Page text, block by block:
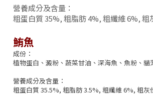
營養成分及含量：
粗蛋白質 35%, 粗脂肪 4%, 粗纖維 6%, 粗
鮪魚
成份：
植物蛋白、澱粉、蔬菜甘油、深海魚、魚粉、
營養成分及含量：
粗蛋白質 35.5%, 粗脂肪 3.5%, 粗纖維 6%, 粗灰